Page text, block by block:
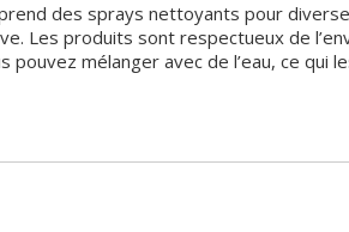
des sprays nettoyants pour
Les produits sont respectueux de
mélanger avec de l’eau, ce qui